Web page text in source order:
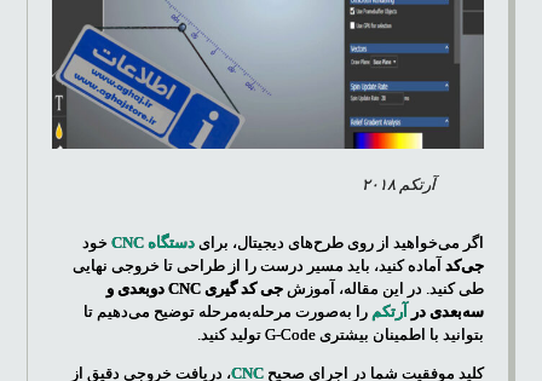
آرتکم ۲۰۱۸
اگر می‌خواهید از روی طرح‌های دیجیتال، برایدستگاه CNC
خود
جی‌کد آماده کنید، باید مسیر درست را از طراحی تا خروجی نهایی
طی کنید. در این مقاله، آموزش
جی کد گیری CNC دوبعدی و
سه‌بعدی در
آرتکم را به‌صورت مرحله‌به‌مرحله توضیح می‌دهیم تا
بتوانید با اطمینان بیشتری G-Code تولید کنید.
کلید موفقیت شما در اجرای صحیحCNC، دریافت خروجی دقیق از